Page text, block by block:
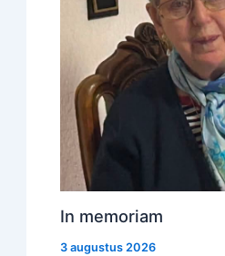
In memoriam
3 augustus 2026